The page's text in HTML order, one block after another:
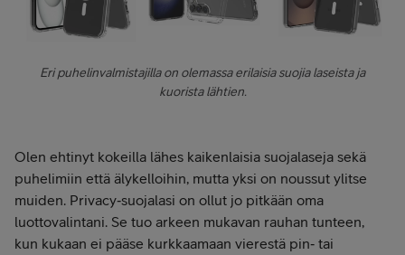
Eri puhelinvalmistajilla on olemassa erilaisia suojia laseista ja
kuorista lähtien.
Olen ehtinyt kokeilla lähes kaikenlaisia suojalaseja sekä
puhelimiin että älykelloihin, mutta yksi on noussut ylitse
muiden. Privacy‑suojalasi on ollut jo pitkään oma
luottovalintani. Se tuo arkeen mukavan rauhan tunteen,
kun kukaan ei pääse kurkkaamaan vierestä pin‑ tai